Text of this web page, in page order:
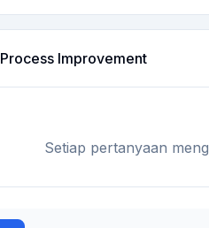
Process Improvement
Setiap pertanyaan